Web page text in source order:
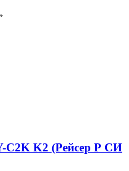
C2K K2 (Рейсер Р СИ